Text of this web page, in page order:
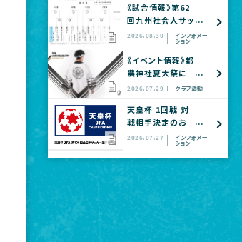
《試合情報》第62
回九州社会人サッ
カー選手権大会
全国大会予選
2026.08.30 インフォメー
ション
《イベント情報》都
農神社夏大祭に
てヴェロスクロノ
ズショップ出店の
お知らせ
2026.07.29 クラブ活動
天皇杯 1回戦 対
戦相手決定のお
知らせ
2026.07.27 インフォメー
ション